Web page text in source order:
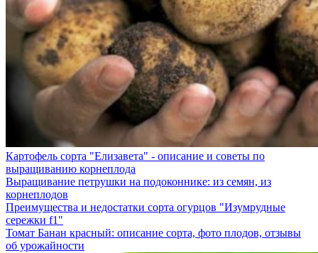
Картофель сорта "Елизавета" - описание и советы по
выращиванию корнеплода
Выращивание петрушки на подоконнике: из семян, из
корнеплодов
Преимущества и недостатки сорта огурцов "Изумрудные
сережки f1"
Томат Банан красный: описание сорта, фото плодов, отзывы
об урожайности